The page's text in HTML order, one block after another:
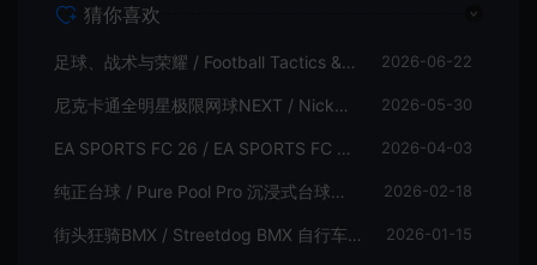
猜你喜欢
足球、战术与荣耀 / Football Tactics & Glory 足球体育游戏 2026-06-22
尼克卡通全明星极限网球NEXT / Nickelodeon Extreme Tennis Next 休闲体育游戏 2026-05-30
EA SPORTS FC 26 / EA SPORTS FC 26 足球体育游戏 2026-04-03
纯正台球 / Pure Pool Pro 沉浸式台球模拟游戏 2026-02-18
街头狂骑BMX / Streetdog BMX 自行车体育游戏 2026-01-15